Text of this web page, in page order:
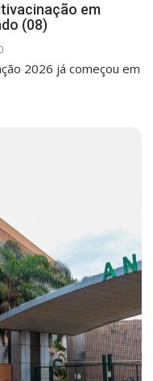
em
(08)
2026 já começou em